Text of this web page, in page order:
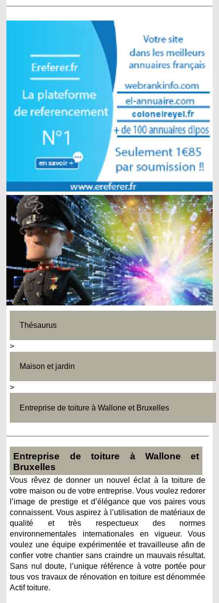
Thésaurus
>
Maison et jardin
>
Entreprise de toiture à Wallone et Bruxelles
Entreprise de toiture à Wallone et
Bruxelles
Vous rêvez de donner un nouvel éclat à la toiture de
votre maison ou de votre entreprise. Vous voulez redorer
l’image de prestige et d’élégance que vos paires vous
connaissent. Vous aspirez à l’utilisation de matériaux de
qualité et très respectueux des normes
environnementales internationales en vigueur. Vous
voulez une équipe expérimentée et travailleuse afin de
confier votre chantier sans craindre un mauvais résultat.
Sans nul doute, l’unique référence à votre portée pour
tous vos travaux de rénovation en toiture est dénommée
Actif toiture.